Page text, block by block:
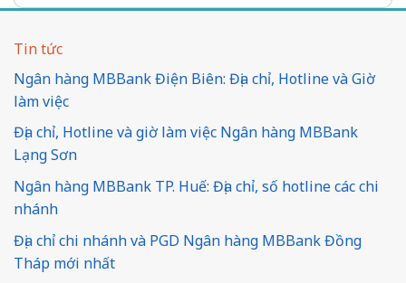
Tin tức
Ngân hàng MBBank Điện Biên: Địa chỉ, Hotline và Giờ
làm việc
Địa chỉ, Hotline và giờ làm việc Ngân hàng MBBank
Lạng Sơn
Ngân hàng MBBank TP. Huế: Địa chỉ, số hotline các chi
nhánh
Địa chỉ chi nhánh và PGD Ngân hàng MBBank Đồng
Tháp mới nhất